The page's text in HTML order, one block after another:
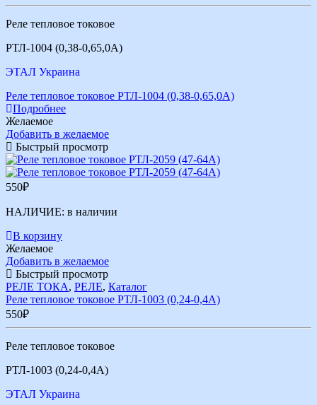
Реле тепловое токовое
РТЛ-1004 (0,38-0,65,0А)
ЭТАЛ Украина
Реле тепловое токовое РТЛ-1004 (0,38-0,65,0А)
Подробнее
Желаемое
Добавить в желаемое
Быстрый просмотр
550₽
НАЛИЧИЕ: в наличии
В корзину
Желаемое
Добавить в желаемое
Быстрый просмотр
РЕЛЕ ТОКА, РЕЛЕ, Каталог
Реле тепловое токовое РТЛ-1003 (0,24-0,4А)
550₽
Реле тепловое токовое
РТЛ-1003 (0,24-0,4А)
ЭТАЛ Украина